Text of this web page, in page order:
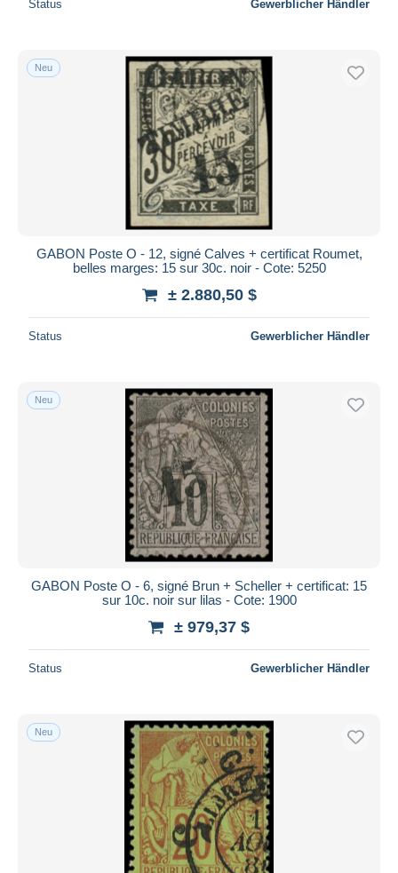
Status Gewerblicher Händler
Neu
GABON Poste O - 12, signé Calves + certificat Roumet,
belles marges: 15 sur 30c. noir - Cote: 5250
± 2.880,50 $
Status Gewerblicher Händler
Neu
GABON Poste O - 6, signé Brun + Scheller + certificat: 15
sur 10c. noir sur lilas - Cote: 1900
± 979,37 $
Status Gewerblicher Händler
Neu